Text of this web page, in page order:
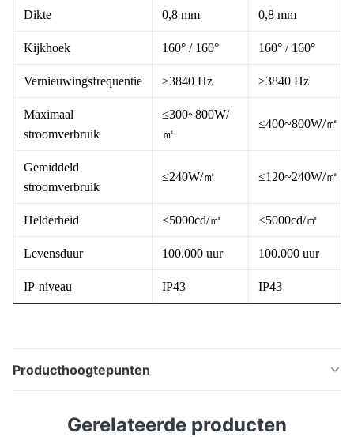
Dikte 0,8 mm 0,8 mm
Kijkhoek 160° / 160° 160° / 160°
Vernieuwingsfrequentie ≥3840 Hz ≥3840 Hz
Maximaal
stroomverbruik
≤300~800W/
㎡
≤400~800W/㎡
Gemiddeld
stroomverbruik
≤240W/㎡ ≤120~240W/㎡
Helderheid ≤5000cd/㎡ ≤5000cd/㎡
Levensduur 100.000 uur 100.000 uur
IP-niveau IP43 IP43
Producthoogtepunten
bereikt een lichttransmissie tot 98%, ultradun 0,8 mm
Gerelateerde producten